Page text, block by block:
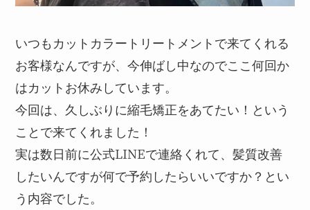
いつもカットカラートリートメントで来てくれる
お客様なんですが、今伸ばし中なのでここ何回か
はカットお休みしています。
今回は、久しぶりに縮毛矯正をあてたい！という
ことで来てくれました！
実は数日前に公式LINEで連絡くれて、髪質改善
したいんですが何で予約したらいいですか？とい
う内容でした。